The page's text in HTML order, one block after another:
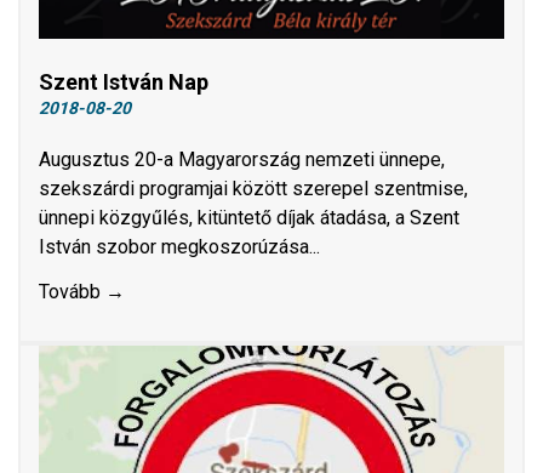
Szent István Nap
2018-08-20
Augusztus 20-a Magyarország nemzeti ünnepe,
szekszárdi programjai között szerepel szentmise,
ünnepi közgyűlés, kitüntető díjak átadása, a Szent
István szobor megkoszorúzása...
Tovább →